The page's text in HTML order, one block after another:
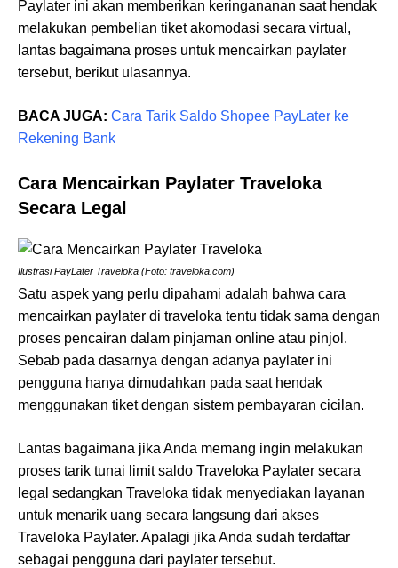
Paylater ini akan memberikan keringananan saat hendak
melakukan pembelian tiket akomodasi secara virtual,
lantas bagaimana proses untuk mencairkan paylater
tersebut, berikut ulasannya.
BACA JUGA: Cara Tarik Saldo Shopee PayLater ke
Rekening Bank
Cara Mencairkan Paylater Traveloka
Secara Legal
Ilustrasi PayLater Traveloka (Foto: traveloka.com)
Satu aspek yang perlu dipahami adalah bahwa cara
mencairkan paylater di traveloka tentu tidak sama dengan
proses pencairan dalam pinjaman online atau pinjol.
Sebab pada dasarnya dengan adanya paylater ini
pengguna hanya dimudahkan pada saat hendak
menggunakan tiket dengan sistem pembayaran cicilan.
Lantas bagaimana jika Anda memang ingin melakukan
proses tarik tunai limit saldo Traveloka Paylater secara
legal sedangkan Traveloka tidak menyediakan layanan
untuk menarik uang secara langsung dari akses
Traveloka Paylater. Apalagi jika Anda sudah terdaftar
sebagai pengguna dari paylater tersebut.